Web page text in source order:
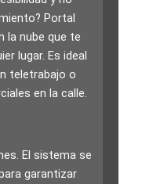
Portal
la nube que te
lugar. Es ideal
teletrabajo o
en la calle.
El sistema se
garantizar